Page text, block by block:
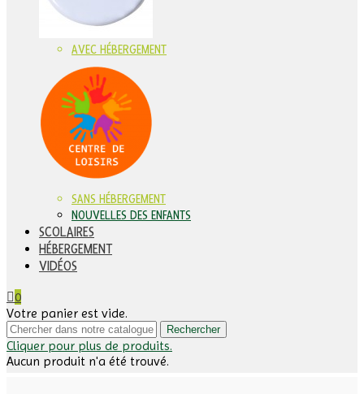
AVEC HÉBERGEMENT
SANS HÉBERGEMENT
NOUVELLES DES ENFANTS
SCOLAIRES
HÉBERGEMENT
VIDÉOS
0
Votre panier est vide.
Rechercher
Cliquer pour plus de produits.
Aucun produit n'a été trouvé.